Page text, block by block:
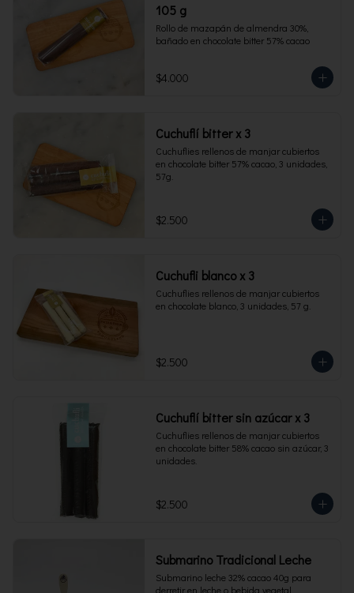
105 g
Rollo de mazapán de almendra 30%,
bañado en chocolate bitter 57% cacao
$4.000
Cuchuflí bitter x 3
Cuchuflies rellenos de manjar cubiertos
en chocolate bitter 57% cacao, 3 unidades,
57g.
$2.500
Cuchufli blanco x 3
Cuchuflies rellenos de manjar cubiertos
en chocolate blanco, 3 unidades, 57 g.
$2.500
Cuchuflí bitter sin azúcar x 3
Cuchuflies rellenos de manjar cubiertos
en chocolate bitter 58% cacao sin azúcar, 3
unidades.
$2.500
Submarino Tradicional Leche
Submarino leche 32% cacao 40g para
derretir en leche o bebida vegetal